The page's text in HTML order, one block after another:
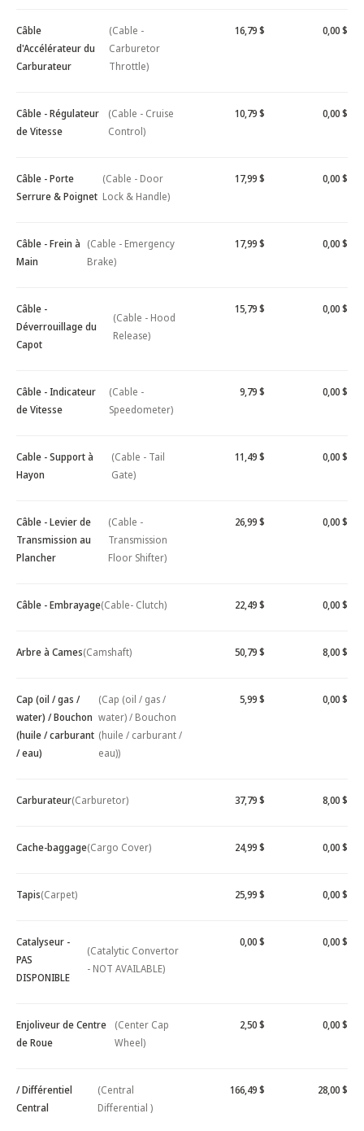
Câble
d'Accélérateur du
Carburateur
(Cable -
Carburetor
Throttle)
16,79 $ 0,00 $
Câble - Régulateur
de Vitesse
(Cable - Cruise
Control)
10,79 $ 0,00 $
Câble - Porte
Serrure & Poignet
(Cable - Door
Lock & Handle)
17,99 $ 0,00 $
Câble - Frein à
Main
(Cable - Emergency
Brake)
17,99 $ 0,00 $
Câble -
Déverrouillage du
Capot
(Cable - Hood
Release)
15,79 $ 0,00 $
Câble - Indicateur
de Vitesse
(Cable -
Speedometer)
9,79 $ 0,00 $
Cable - Support à
Hayon
(Cable - Tail
Gate)
11,49 $ 0,00 $
Câble - Levier de
Transmission au
Plancher
(Cable -
Transmission
Floor Shifter)
26,99 $ 0,00 $
Câble - Embrayage(Cable- Clutch) 22,49 $ 0,00 $
Arbre à Cames(Camshaft) 50,79 $ 8,00 $
Cap (oil / gas /
water) / Bouchon
(huile / carburant
/ eau)
(Cap (oil / gas /
water) / Bouchon
(huile / carburant /
eau))
5,99 $ 0,00 $
Carburateur(Carburetor) 37,79 $ 8,00 $
Cache-baggage(Cargo Cover) 24,99 $ 0,00 $
Tapis(Carpet) 25,99 $ 0,00 $
Catalyseur -
PAS
DISPONIBLE
(Catalytic Convertor
- NOT AVAILABLE)
0,00 $ 0,00 $
Enjoliveur de Centre
de Roue
(Center Cap
Wheel)
2,50 $ 0,00 $
/ Différentiel
Central
(Central
Differential )
166,49 $ 28,00 $